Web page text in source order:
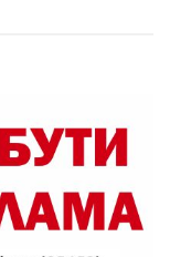
обстрілу
документі
ветерани